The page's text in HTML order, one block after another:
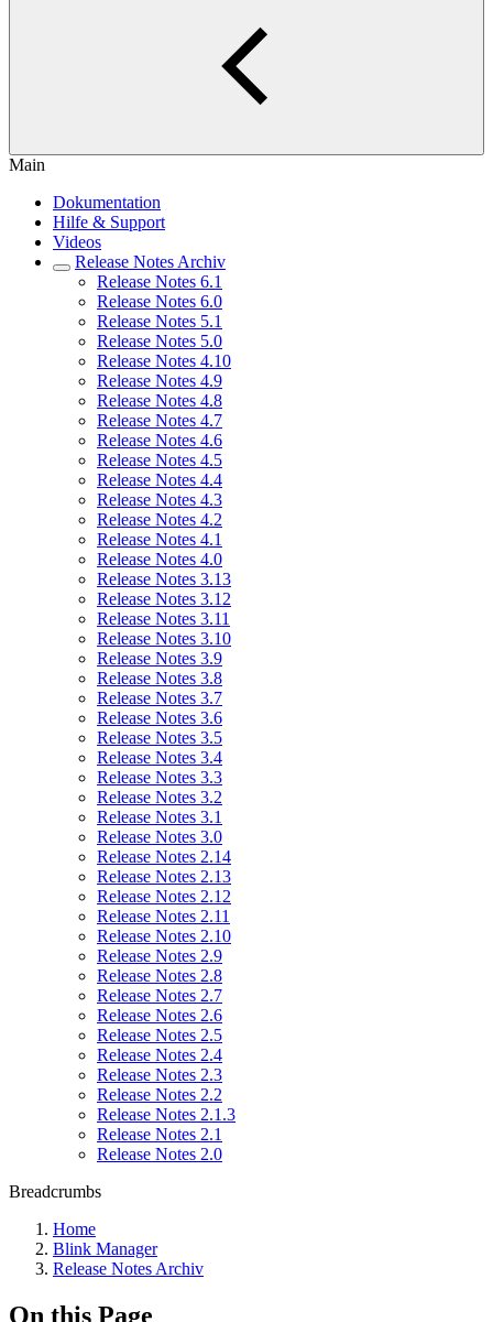
Main
Dokumentation
Hilfe & Support
Videos
Release Notes Archiv
Release Notes 6.1
Release Notes 6.0
Release Notes 5.1
Release Notes 5.0
Release Notes 4.10
Release Notes 4.9
Release Notes 4.8
Release Notes 4.7
Release Notes 4.6
Release Notes 4.5
Release Notes 4.4
Release Notes 4.3
Release Notes 4.2
Release Notes 4.1
Release Notes 4.0
Release Notes 3.13
Release Notes 3.12
Release Notes 3.11
Release Notes 3.10
Release Notes 3.9
Release Notes 3.8
Release Notes 3.7
Release Notes 3.6
Release Notes 3.5
Release Notes 3.4
Release Notes 3.3
Release Notes 3.2
Release Notes 3.1
Release Notes 3.0
Release Notes 2.14
Release Notes 2.13
Release Notes 2.12
Release Notes 2.11
Release Notes 2.10
Release Notes 2.9
Release Notes 2.8
Release Notes 2.7
Release Notes 2.6
Release Notes 2.5
Release Notes 2.4
Release Notes 2.3
Release Notes 2.2
Release Notes 2.1.3
Release Notes 2.1
Release Notes 2.0
Breadcrumbs
Home
Blink Manager
Release Notes Archiv
On this Page